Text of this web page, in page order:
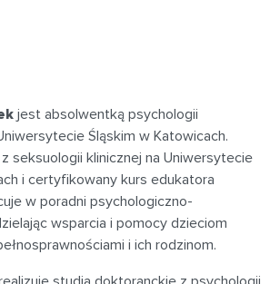
jest absolwentką psychologii
Śląskim w Katowicach.
seksuologii klinicznej na Uniwersytecie
i certyfikowany kurs edukatora
w poradni psychologiczno-
wsparcia i pomocy dzieciom
i ich rodzinom.